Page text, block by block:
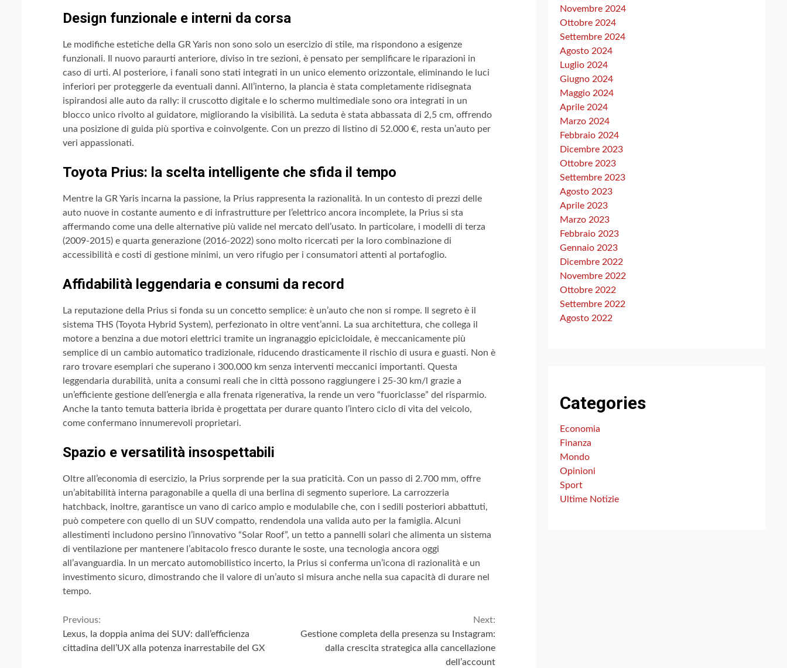
Design funzionale e interni da corsa
Le modifiche estetiche della GR Yaris non sono solo un esercizio di stile, ma rispondono a esigenze
funzionali. Il nuovo paraurti anteriore, diviso in tre sezioni, è pensato per semplificare le riparazioni in
caso di urti. Al posteriore, i fanali sono stati integrati in un unico elemento orizzontale, eliminando le luci
inferiori per proteggerle da eventuali danni. All’interno, la plancia è stata completamente ridisegnata
ispirandosi alle auto da rally: il cruscotto digitale e lo schermo multimediale sono ora integrati in un
blocco unico rivolto al guidatore, migliorando la visibilità. La seduta è stata abbassata di 2,5 cm, offrendo
una posizione di guida più sportiva e coinvolgente. Con un prezzo di listino di 52.000 €, resta un’auto per
veri appassionati.
Toyota Prius: la scelta intelligente che sfida il tempo
Mentre la GR Yaris incarna la passione, la Prius rappresenta la razionalità. In un contesto di prezzi delle
auto nuove in costante aumento e di infrastrutture per l’elettrico ancora incomplete, la Prius si sta
affermando come una delle alternative più valide nel mercato dell’usato. In particolare, i modelli di terza
(2009-2015) e quarta generazione (2016-2022) sono molto ricercati per la loro combinazione di
accessibilità e costi di gestione minimi, un vero rifugio per i consumatori attenti al portafoglio.
Affidabilità leggendaria e consumi da record
La reputazione della Prius si fonda su un concetto semplice: è un’auto che non si rompe. Il segreto è il
sistema THS (Toyota Hybrid System), perfezionato in oltre vent’anni. La sua architettura, che collega il
motore a benzina a due motori elettrici tramite un ingranaggio epicicloidale, è meccanicamente più
semplice di un cambio automatico tradizionale, riducendo drasticamente il rischio di usura e guasti. Non è
raro trovare esemplari che superano i 300.000 km senza interventi meccanici importanti. Questa
leggendaria durabilità, unita a consumi reali che in città possono raggiungere i 25-30 km/l grazie a
un’efficiente gestione dell’energia e alla frenata rigenerativa, la rende un vero “fuoriclasse” del risparmio.
Anche la tanto temuta batteria ibrida è progettata per durare quanto l’intero ciclo di vita del veicolo,
come confermano innumerevoli proprietari.
Spazio e versatilità insospettabili
Oltre all’economia di esercizio, la Prius sorprende per la sua praticità. Con un passo di 2.700 mm, offre
un’abitabilità interna paragonabile a quella di una berlina di segmento superiore. La carrozzeria
hatchback, inoltre, garantisce un vano di carico ampio e modulabile che, con i sedili posteriori abbattuti,
può competere con quello di un SUV compatto, rendendola una valida auto per la famiglia. Alcuni
allestimenti includono persino l’innovativo “Solar Roof”, un tetto a pannelli solari che alimenta un sistema
di ventilazione per mantenere l’abitacolo fresco durante le soste, una tecnologia ancora oggi
all’avanguardia. In un mercato automobilistico incerto, la Prius si conferma un’icona di razionalità e un
investimento sicuro, dimostrando che il valore di un’auto si misura anche nella sua capacità di durare nel
tempo.
Continue
Reading
Previous:
Lexus, la doppia anima dei SUV: dall’efficienza
cittadina dell’UX alla potenza inarrestabile del GX
Next:
Gestione completa della presenza su Instagram:
dalla crescita strategica alla cancellazione
dell’account
Novembre 2024
Ottobre 2024
Settembre 2024
Agosto 2024
Luglio 2024
Giugno 2024
Maggio 2024
Aprile 2024
Marzo 2024
Febbraio 2024
Dicembre 2023
Ottobre 2023
Settembre 2023
Agosto 2023
Aprile 2023
Marzo 2023
Febbraio 2023
Gennaio 2023
Dicembre 2022
Novembre 2022
Ottobre 2022
Settembre 2022
Agosto 2022
Categories
Economia
Finanza
Mondo
Opinioni
Sport
Ultime Notizie